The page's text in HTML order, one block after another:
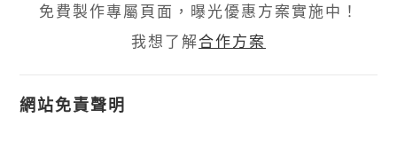
免費製作專屬頁面，曝光優惠方案實施中！
我想了解合作方案
網站免責聲明